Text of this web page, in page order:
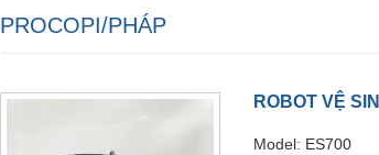
PROCOPI/PHÁP
ROBOT VỆ
Model: ES700